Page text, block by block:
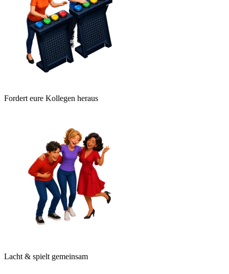
Fordert eure Kollegen heraus
Lacht & spielt gemeinsam